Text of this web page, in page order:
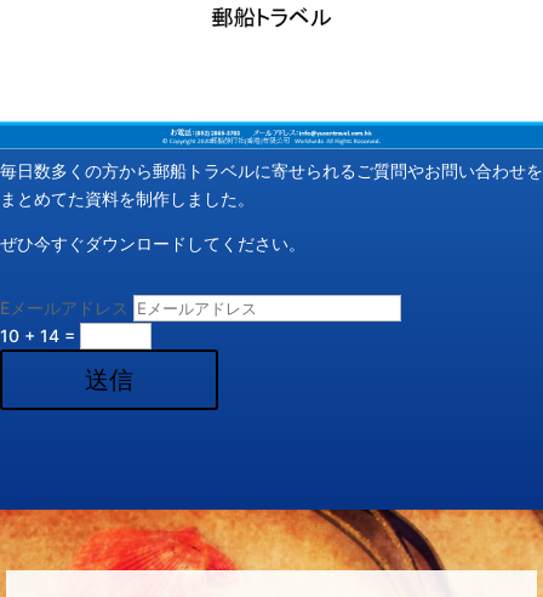
毎日数多くの方から郵船トラベルに寄せられるご質問やお問い合わせを
まとめてた資料を制作しました。
ぜひ今すぐダウンロードしてください。
Eメールアドレス
10 + 14 =
送信